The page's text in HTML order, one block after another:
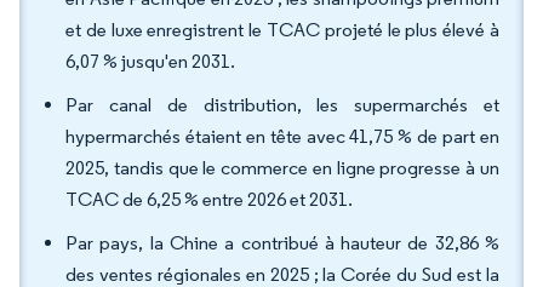
et de luxe enregistrent le TCAC projeté le plus élevé à
6,07 % jusqu'en 2031.
Par canal de distribution, les supermarchés et
hypermarchés étaient en tête avec 41,75 % de part en
2025, tandis que le commerce en ligne progresse à un
TCAC de 6,25 % entre 2026 et 2031.
Par pays, la Chine a contribué à hauteur de 32,86 %
des ventes régionales en 2025 ; la Corée du Sud est la